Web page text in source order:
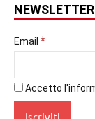
NEWSLETTER
Email *
Accetto